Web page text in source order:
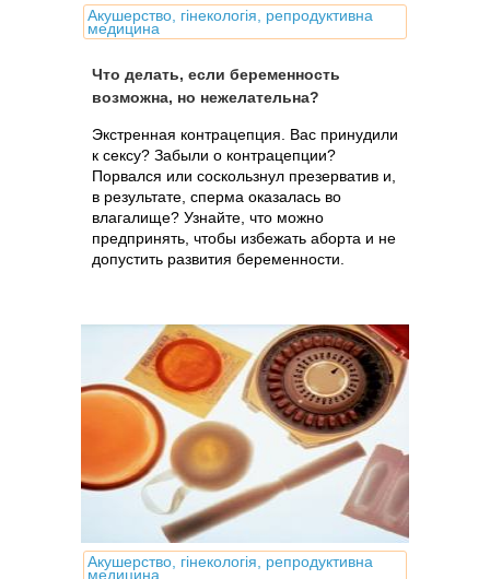
Акушерство, гінекологія, репродуктивна
медицина
Что делать, если беременность
возможна, но нежелательна?
Экстренная контрацепция. Вас принудили
к сексу? Забыли о контрацепции?
Порвался или соскользнул презерватив и,
в результате, сперма оказалась во
влагалище? Узнайте, что можно
предпринять, чтобы избежать аборта и не
допустить развития беременности.
Акушерство, гінекологія, репродуктивна
медицина